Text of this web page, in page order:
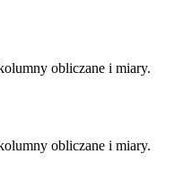
obliczane i miary.
obliczane i miary.